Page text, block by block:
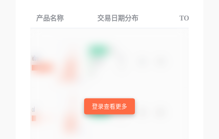
产品名称 交易日期分布 TOP3交易国
登录查看更多